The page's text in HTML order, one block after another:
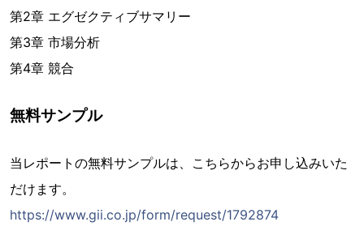
第2章 エグゼクティブサマリー
第3章 市場分析
第4章 競合
無料サンプル
当レポートの無料サンプルは、こちらからお申し込みいた
だけます。
https://www.gii.co.jp/form/request/1792874